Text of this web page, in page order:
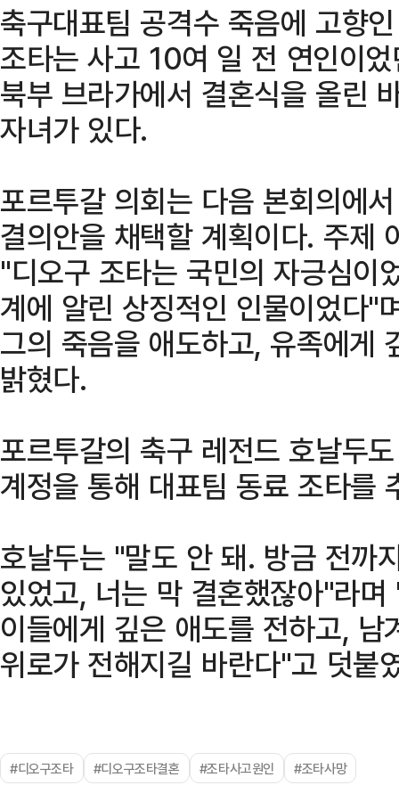
축구대표팀 공격수 죽음에 고향
조타는 사고 10여 일 전 연인이
북부 브라가에서 결혼식을 올린
자녀가 있다.
포르투갈 의회는 다음 본회의에
결의안을 채택할 계획이다. 주제
"디오구 조타는 국민의 자긍심이
계에 알린 상징적인 인물이었다"
그의 죽음을 애도하고, 유족에게
밝혔다.
포르투갈의 축구 레전드 호날두
계정을 통해 대표팀 동료 조타를
호날두는 "말도 안 돼. 방금 전까
있었고, 너는 막 결혼했잖아"라
이들에게 깊은 애도를 전하고,
위로가 전해지길 바란다"고 덧붙
#디오구조타 #디오구조타결혼 #조타사고원인 #조타사망